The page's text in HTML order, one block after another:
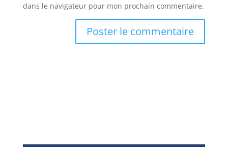
dans le navigateur pour mon prochain commentaire.